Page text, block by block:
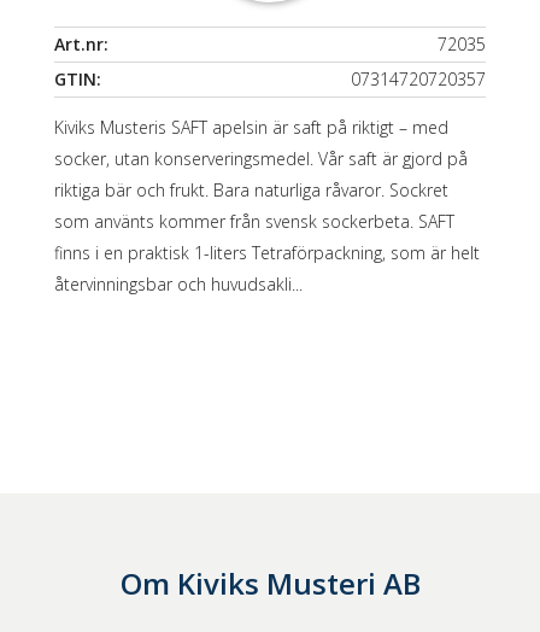
Art.nr:
72035
GTIN:
07314720720357
Kiviks Musteris SAFT apelsin är saft på riktigt – med
socker, utan konserveringsmedel. Vår saft är gjord på
riktiga bär och frukt. Bara naturliga råvaror. Sockret
som använts kommer från svensk sockerbeta. SAFT
finns i en praktisk 1-liters Tetraförpackning, som är helt
återvinningsbar och huvudsakli...
Om Kiviks Musteri AB